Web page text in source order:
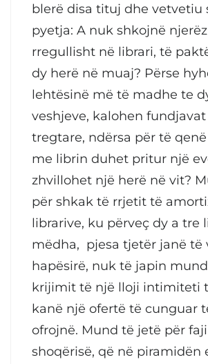
blerë disa tituj dhe vetvetiu
pyetja: A nuk shkojnë
rregullisht në librari, të
dy herë në muaj? Përse
lehtësinë më të madhe te
veshjeve, kalohen
tregtare, ndërsa për të
me librin duhet pritur një
zhvillohet një herë në vit?
për shkak të rrjetit të
librarive, ku përveç dy a tre
mëdha, pjesa tjetër janë të
hapësirë, nuk të japin
krijimit të një lloji intimiteti
kanë një ofertë të cunguar
ofrojnë. Mund të jetë për
shoqërisë, që në piramidën